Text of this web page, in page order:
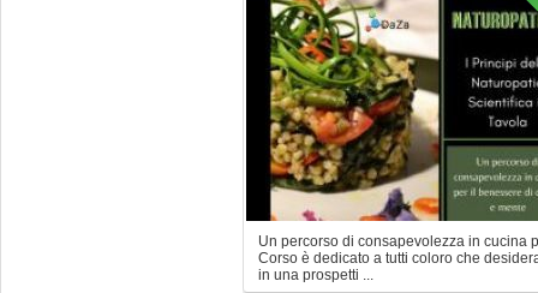
Un percorso di consapevolezza in cucina
Corso è dedicato a tutti coloro che
in una prospetti ...